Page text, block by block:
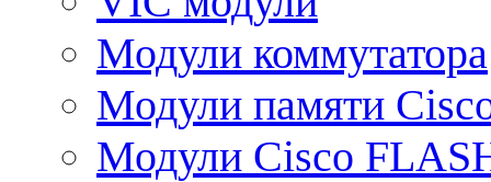
Модули коммутатора
Модули памяти
Модули Cisco